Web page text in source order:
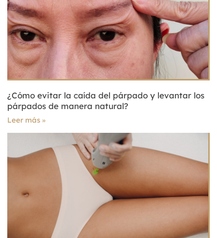
¿Cómo evitar la caída del párpado y levantar los
párpados de manera natural?
Leer más